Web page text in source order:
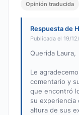
Opinión traducida
Respuesta de
Publicada el 19/
Querida Laura,
Le
comentario y
que encontró
su experiencia
altura de sus